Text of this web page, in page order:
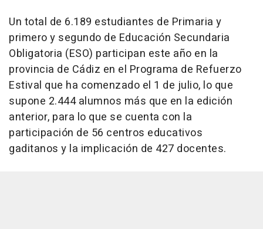
Un total de 6.189 estudiantes de Primaria y
primero y segundo de Educación Secundaria
Obligatoria (ESO) participan este año en la
provincia de Cádiz en el Programa de Refuerzo
Estival que ha comenzado el 1 de julio, lo que
supone 2.444 alumnos más que en la edición
anterior, para lo que se cuenta con la
participación de 56 centros educativos
gaditanos y la implicación de 427 docentes.